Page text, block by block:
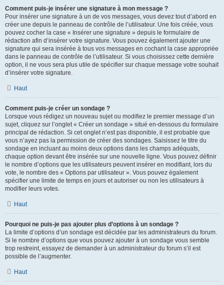
Comment puis-je insérer une signature à mon message ?
Pour insérer une signature à un de vos messages, vous devez tout d’abord en
créer une depuis le panneau de contrôle de l’utilisateur. Une fois créée, vous
pouvez cocher la case « Insérer une signature » depuis le formulaire de
rédaction afin d’insérer votre signature. Vous pouvez également ajouter une
signature qui sera insérée à tous vos messages en cochant la case appropriée
dans le panneau de contrôle de l’utilisateur. Si vous choisissez cette dernière
option, il ne vous sera plus utile de spécifier sur chaque message votre souhait
d’insérer votre signature.
Haut
Comment puis-je créer un sondage ?
Lorsque vous rédigez un nouveau sujet ou modifiez le premier message d’un
sujet, cliquez sur l’onglet « Créer un sondage » situé en-dessous du formulaire
principal de rédaction. Si cet onglet n’est pas disponible, il est probable que
vous n’ayez pas la permission de créer des sondages. Saisissez le titre du
sondage en incluant au moins deux options dans les champs adéquats,
chaque option devant être insérée sur une nouvelle ligne. Vous pouvez définir
le nombre d’options que les utilisateurs peuvent insérer en modifiant, lors du
vote, le nombre des « Options par utilisateur ». Vous pouvez également
spécifier une limite de temps en jours et autoriser ou non les utilisateurs à
modifier leurs votes.
Haut
Pourquoi ne puis-je pas ajouter plus d’options à un sondage ?
La limite d’options d’un sondage est décidée par les administrateurs du forum.
Si le nombre d’options que vous pouvez ajouter à un sondage vous semble
trop restreint, essayez de demander à un administrateur du forum s’il est
possible de l’augmenter.
Haut